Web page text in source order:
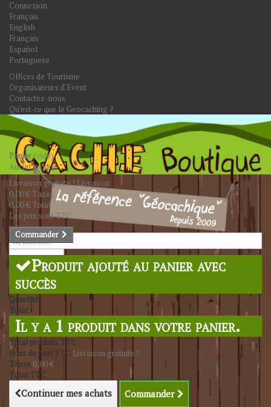
Connexion
Français
English
Français
Español
Portuguese
Offices de Tourisme
Organisateurs d'Event
Contactez-nous
Qu'est-ce que le Geocaching ?
Rechercher
Panier(vide)
Aucun produit
Livraison gratuite !Livraison
0,00 € Taxes
0,00 € Total
Les prix sont TTC
Commander
Produit ajouté au panier avec
succès
Quantité
Total
Il y a 1 produit dans votre panier.
Total produits TTC
Frais de port TTC Livraison gratuite !
Taxes 0,00 €
Total TTC
Continuer mes achats Commander